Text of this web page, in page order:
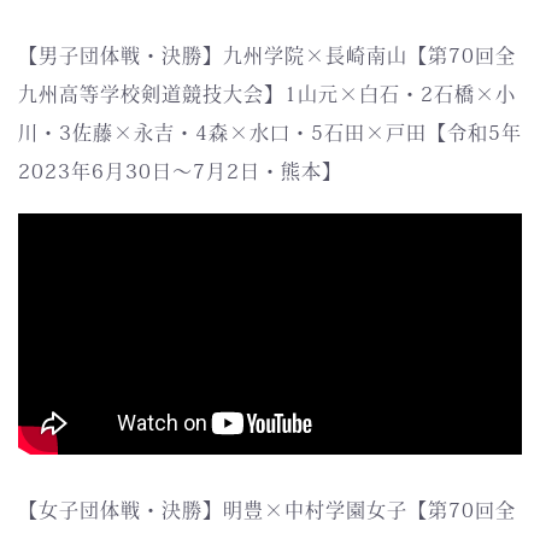
【男子団体戦・決勝】九州学院×長崎南山【第70回全
九州高等学校剣道競技大会】1山元×白石・2石橋×小
川・3佐藤×永吉・4森×水口・5石田×戸田【令和5年
2023年6月30日～7月2日・熊本】
【女子団体戦・決勝】明豊×中村学園女子【第70回全